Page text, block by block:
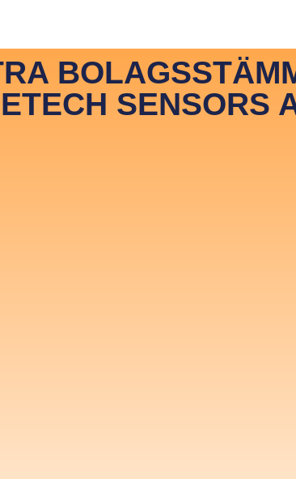
SENSORS